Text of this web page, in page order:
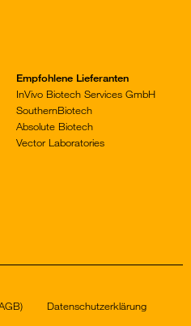
Empfohlene Lieferanten
InVivo Biotech Services GmbH
SouthernBiotech
Absolute Biotech
Vector Laboratories
Datenschutzerklärung